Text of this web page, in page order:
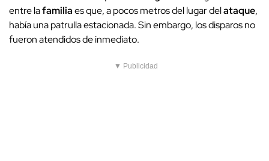
entre lafamiliaes que, a pocos metros del lugar delataque,
había una patrulla estacionada. Sin embargo, los disparos no
fueron atendidos de inmediato.
▼ Publicidad